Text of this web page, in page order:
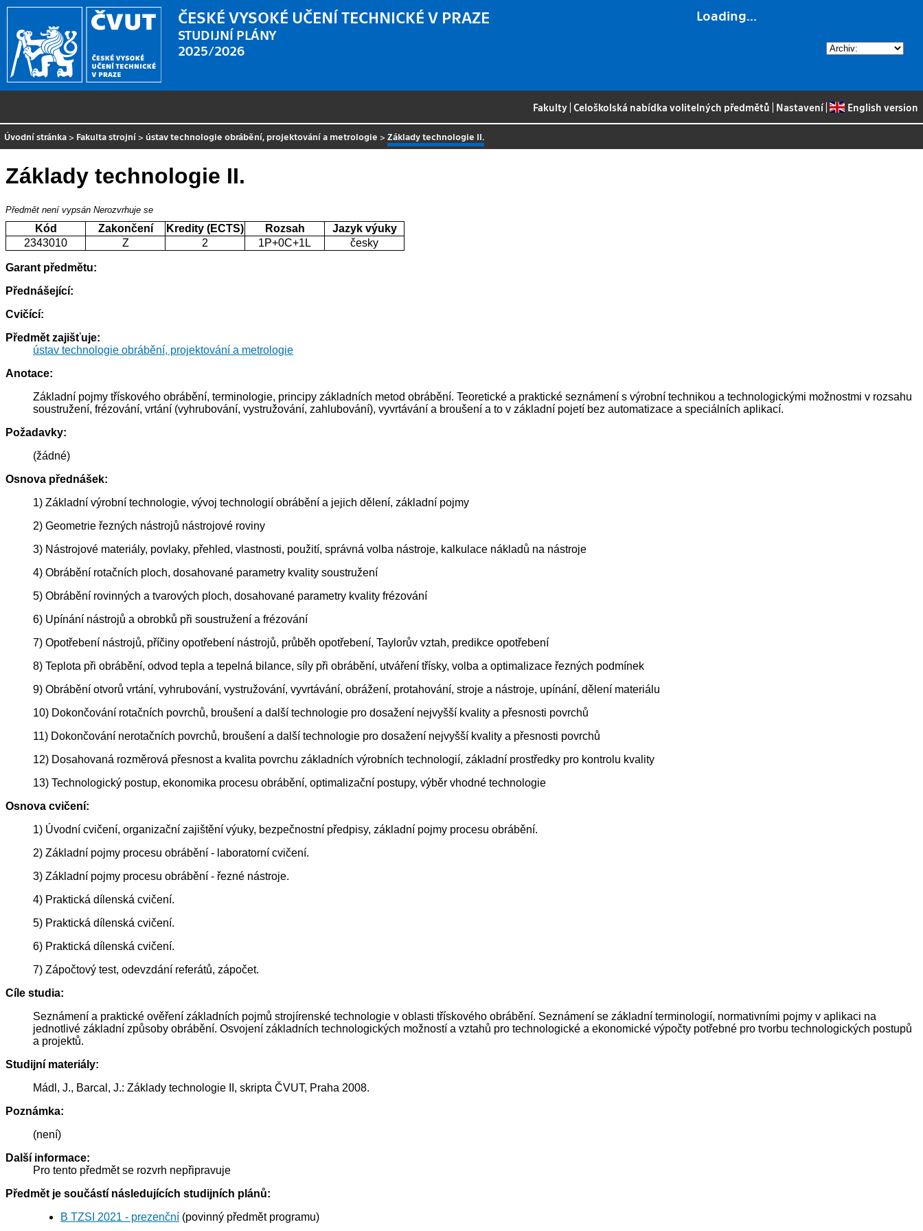
Loading...
ČESKÉ VYSOKÉ UČENÍ TECHNICKÉ V PRAZE
STUDIJNÍ PLÁNY
2025/2026
Fakulty |Celoškolská nabídka volitelných předmětů Nastavení| English version
Úvodní stránka > Fakulta strojní > ústav technologie obrábění, projektování a metrologie >Základy technologie II.
Základy technologie II.
Předmět není vypsán Nerozvrhuje se
Kód Zakončení Kredity (ECTS) Rozsah
Jazyk výuky
2343010
Z 2 1P+0C+1L česky
Garant předmětu:
Přednášející:
Cvičící:
Předmět zajišťuje:
ústav technologie obrábění, projektování a metrologie
Anotace:
Základní pojmy třískového obrábění, terminologie, principy základních metod obrábění. Teoretické a praktické seznámení s výrobní technikou a technologickými možnostmi v rozsahu
soustružení, frézování, vrtání (vyhrubování, vystružování, zahlubování), vyvrtávání a broušení a to v základní pojetí bez automatizace a speciálních aplikací.
Požadavky:
(žádné)
Osnova přednášek:
1) Základní výrobní technologie, vývoj technologií obrábění a jejich dělení, základní pojmy
2) Geometrie řezných nástrojů nástrojové roviny
3) Nástrojové materiály, povlaky, přehled, vlastnosti, použití, správná volba nástroje, kalkulace nákladů na nástroje
4) Obrábění rotačních ploch, dosahované parametry kvality soustružení
5) Obrábění rovinných a tvarových ploch, dosahované parametry kvality frézování
6) Upínání nástrojů a obrobků při soustružení a frézování
7) Opotřebení nástrojů, příčiny opotřebení nástrojů, průběh opotřebení, Taylorův vztah, predikce opotřebení
8) Teplota při obrábění, odvod tepla a tepelná bilance, síly při obrábění, utváření třísky, volba a optimalizace řezných podmínek
9) Obrábění otvorů vrtání, vyhrubování, vystružování, vyvrtávání, obrážení, protahování, stroje a nástroje, upínání, dělení materiálu
10) Dokončování rotačních povrchů, broušení a další technologie pro dosažení nejvyšší kvality a přesnosti povrchů
11) Dokončování nerotačních povrchů, broušení a další technologie pro dosažení nejvyšší kvality a přesnosti povrchů
12) Dosahovaná rozměrová přesnost a kvalita povrchu základních výrobních technologií, základní prostředky pro kontrolu kvality
13) Technologický postup, ekonomika procesu obrábění, optimalizační postupy, výběr vhodné technologie
Osnova cvičení:
1) Úvodní cvičení, organizační zajištění výuky, bezpečnostní předpisy, základní pojmy procesu obrábění.
2) Základní pojmy procesu obrábění - laboratorní cvičení.
3) Základní pojmy procesu obrábění - řezné nástroje.
4) Praktická dílenská cvičení.
5) Praktická dílenská cvičení.
6) Praktická dílenská cvičení.
7) Zápočtový test, odevzdání referátů, zápočet.
Cíle studia:
Seznámení a praktické ověření základních pojmů strojírenské technologie v oblasti třískového obrábění. Seznámení se základní terminologií, normativními pojmy v aplikaci na
jednotlivé základní způsoby obrábění. Osvojení základních technologických možností a vztahů pro technologické a ekonomické výpočty potřebné pro tvorbu technologických postupů
a projektů.
Studijní materiály:
Mádl, J., Barcal, J.: Základy technologie II, skripta ČVUT, Praha 2008.
Poznámka:
(není)
Další informace:
Pro tento předmět se rozvrh nepřipravuje
Předmět je součástí následujících studijních plánů:
B TZSI 2021 - prezenční (povinný předmět programu)